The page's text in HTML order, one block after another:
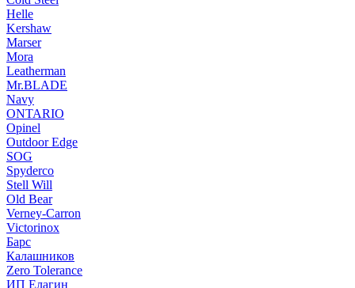
Helle
Kershaw
Marser
Mora
Leatherman
Mr.BLADE
Navy
ONTARIO
Opinel
Outdoor Edge
SOG
Spyderco
Stell Will
Old Bear
Verney-Carron
Victorinox
Барс
Калашников
Zero Tolerance
ИП Елагин